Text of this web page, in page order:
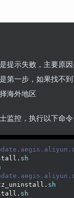
提示失败，主要原
第一步，如果找不
海外地区
监控，执行以下命令
sh
sh
sh